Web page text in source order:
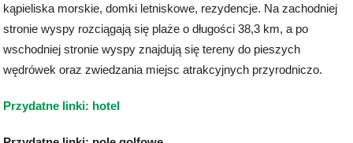
kąpieliska morskie, domki letniskowe, rezydencje. Na zachodniej
stronie wyspy rozciągają się plaże o długości 38,3 km, a po
wschodniej stronie wyspy znajdują się tereny do pieszych
wędrówek oraz zwiedzania miejsc atrakcyjnych przyrodniczo.
Przydatne linki: hotel